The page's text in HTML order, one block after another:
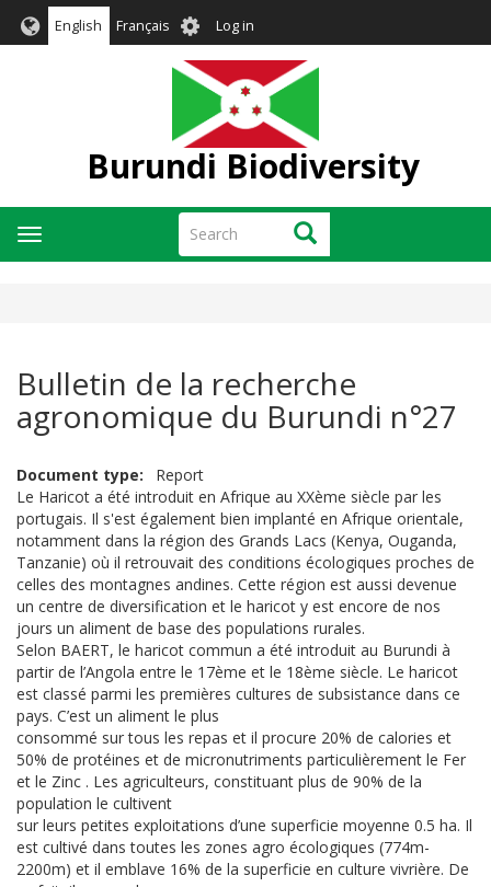
English Français User
account
menu
Log in
Burundi Biodiversity
Search Search
Toggle
navigation
Bulletin de la recherche
agronomique du Burundi n°27
Document type
Report
Le Haricot a été introduit en Afrique au XXème siècle par les
portugais. Il s'est également bien implanté en Afrique orientale,
notamment dans la région des Grands Lacs (Kenya, Ouganda,
Tanzanie) où il retrouvait des conditions écologiques proches de
celles des montagnes andines. Cette région est aussi devenue
un centre de diversification et le haricot y est encore de nos
jours un aliment de base des populations rurales.
Selon BAERT, le haricot commun a été introduit au Burundi à
partir de l’Angola entre le 17ème et le 18ème siècle. Le haricot
est classé parmi les premières cultures de subsistance dans ce
pays. C’est un aliment le plus
consommé sur tous les repas et il procure 20% de calories et
50% de protéines et de micronutriments particulièrement le Fer
et le Zinc . Les agriculteurs, constituant plus de 90% de la
population le cultivent
sur leurs petites exploitations d’une superficie moyenne 0.5 ha. Il
est cultivé dans toutes les zones agro écologiques (774m-
2200m) et il emblave 16% de la superficie en culture vivrière. De